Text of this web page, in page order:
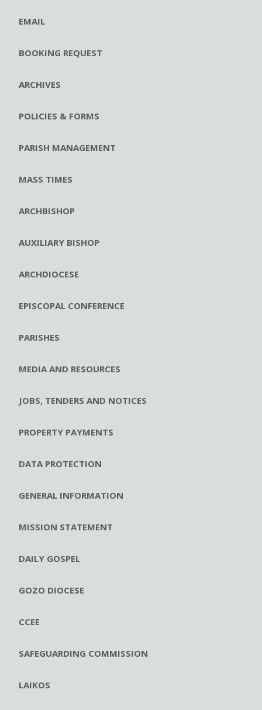
EMAIL
BOOKING REQUEST
ARCHIVES
POLICIES & FORMS
PARISH MANAGEMENT
MASS TIMES
ARCHBISHOP
AUXILIARY BISHOP
ARCHDIOCESE
EPISCOPAL CONFERENCE
PARISHES
MEDIA AND RESOURCES
JOBS, TENDERS AND NOTICES
PROPERTY PAYMENTS
DATA PROTECTION
GENERAL INFORMATION
MISSION STATEMENT
DAILY GOSPEL
GOZO DIOCESE
CCEE
SAFEGUARDING COMMISSION
LAIKOS